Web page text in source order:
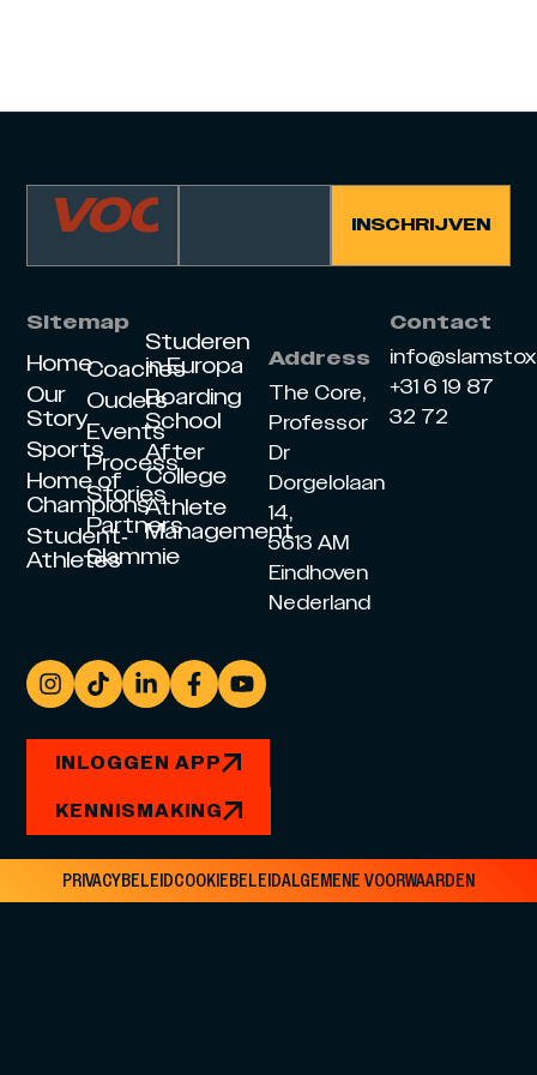
Sitemap
Home
Our
Story
Sports
Home of
Champions
Student-
Athletes
Coaches
Ouders
Events
Process
Stories
Partners
Slammie
Studeren
in Europa
Boarding
School
After
College
Athlete
Management
Address
The Core,
Professor
Dr
Dorgelolaan
14,
5613 AM
Eindhoven
Nederland
Contact
+31 6 19 87
32 72
INLOGGEN APP
KENNISMAKING
PRIVACYBELEIDCOOKIEBELEIDALGEMENE VOORWAARDEN